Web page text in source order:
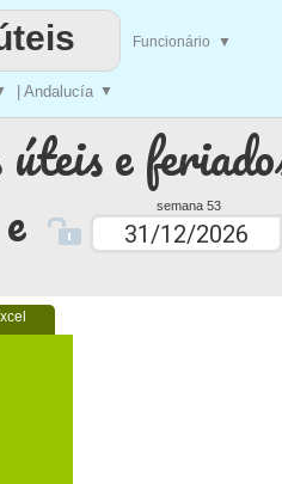
e
e semana 53
| Andalucía ▼
Funcionário ▼